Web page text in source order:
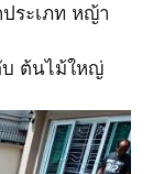
ระเภท หญ้า
ต้นไม้ใหญ่